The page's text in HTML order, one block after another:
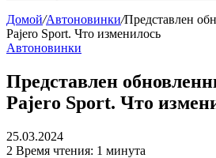
Домой/Автоновинки/Представлен
Pajero Sport. Что изменилось
Автоновинки
Представлен
Pajero Sport. Что
25.03.2024
2 Время чтения: 1 минута